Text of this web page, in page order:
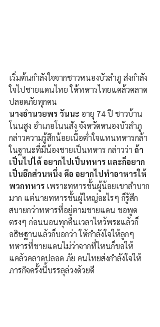
เริ่มต้นกำลังใจจากชาวหนองบัวลำภู ส่งกำลัง
ใจไปชายแดนไทย ให้ทหารไทยแคล้วคลาด
ปลอดภัยทุกคน
นางอำนวยพร วันนะ อายุ 74 ปี ชาวบ้าน
โนนสูง อำเภอโนนสัง จังหวัดหนองบัวลำภู
กล่าวความรู้สึกน้อยเนื้อต่ำใจแทนทหารกล้า
ในฐานะที่มีน้องชายเป็นทหาร กล่าวว่า ถ้า
เป็นไปได้ อยากไปเป็นทหาร และก็อยาก
เป็นอีกส่วนหนึ่ง คือ อยากไปทำอาหารให้
พวกทหาร เพราะทหารชั้นผู้น้อยเขาลำบาก
มาก แต่นายทหารชั้นผู้ใหญ่อะไรๆ ก็รู้สึก
สบายกว่าทหารที่อยู่ตามชายแดน ขอพูด
ตรงๆ ก่อนนอนทุกคืนเวลาไหว้พระแล้วก็
อธิษฐานแล้วก็บอกว่า ให้กำลังใจให้ลูกๆ
ทหารที่ชายแดนไม่ว่าจากที่ไหนก็ขอให้
แคล้วคลาดปลอด ภัย คนไทยส่งกำลังใจให้
ภารกิจครั้งนี้บรรลุล่วงด้วยดี